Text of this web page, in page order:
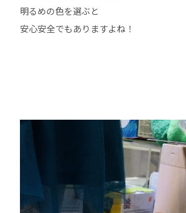
明るめの色を選ぶと
安心安全でもありますよね！